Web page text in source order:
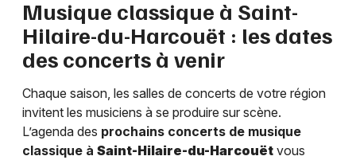
Musique classique à Saint-
Hilaire-du-Harcouët : les dates
des concerts à venir
Chaque saison, les salles de concerts de votre région
invitent les musiciens à se produire sur scène.
L’agenda des prochains concerts de musique
classique à Saint-Hilaire-du-Harcouët vous